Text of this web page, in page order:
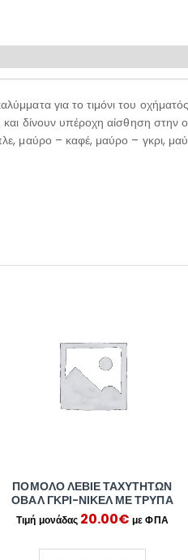
για το τιμόνι του
και δίνουν υπέροχη αίσθηση
μαύρο – καφέ, μαύρο – γκρι,
ΠΌΜΟΛΟ ΛΕΒΙΈ ΤΑΧΥΤΉΤΩΝ
ΟΒΆΛ ΓΚΡΙ-ΝΊΚΕΛ ΜΕ ΤΡΎΠΑ
20.00€